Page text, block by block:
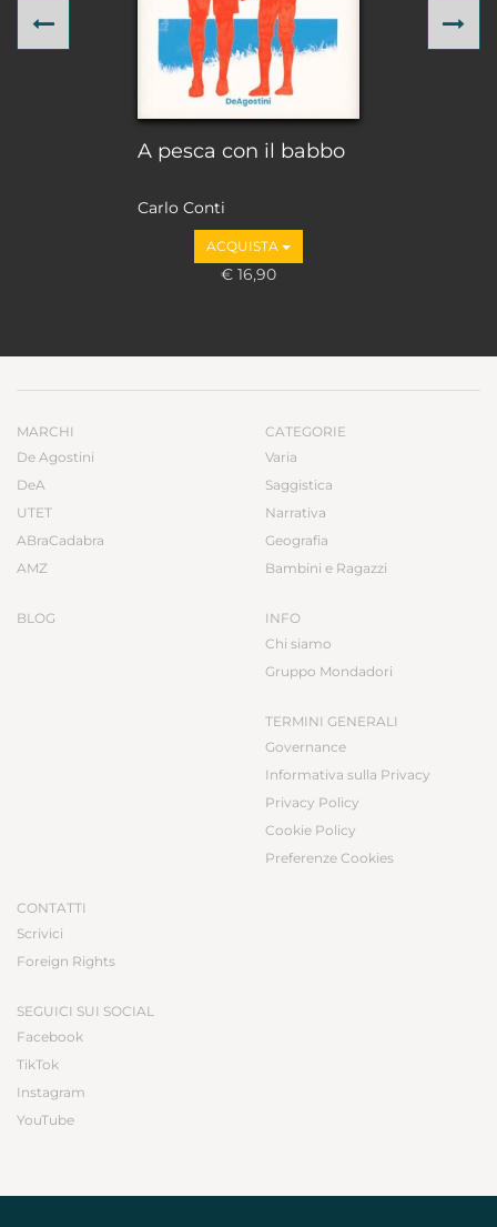
A pesca con il babbo
Carlo Conti
ACQUISTA
€ 16,90
Previous
MARCHI
De Agostini
DeA
UTET
ABraCadabra
AMZ
BLOG
CATEGORIE
Varia
Saggistica
Narrativa
Geografia
Bambini e Ragazzi
INFO
Chi siamo
Gruppo Mondadori
TERMINI GENERALI
Governance
Informativa sulla Privacy
Privacy Policy
Cookie Policy
Preferenze Cookies
CONTATTI
Scrivici
Foreign Rights
SEGUICI SUI SOCIAL
Facebook
TikTok
Instagram
YouTube